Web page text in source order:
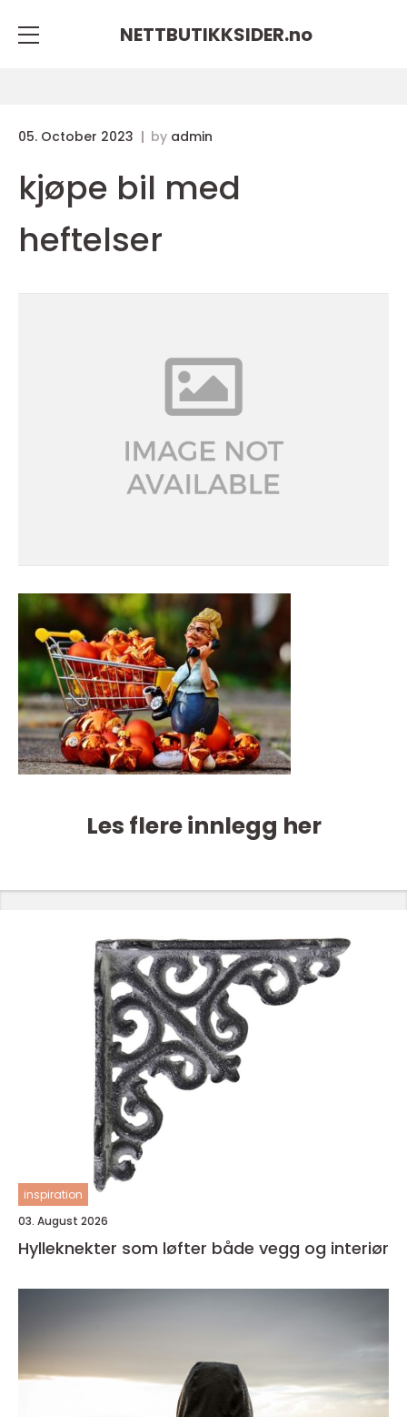
NETTBUTIKKSIDER.no
05. October 2023 by admin
kjøpe bil med
heftelser
Les flere innlegg her
inspiration
03. August 2026
Hylleknekter som løfter både vegg og interiør